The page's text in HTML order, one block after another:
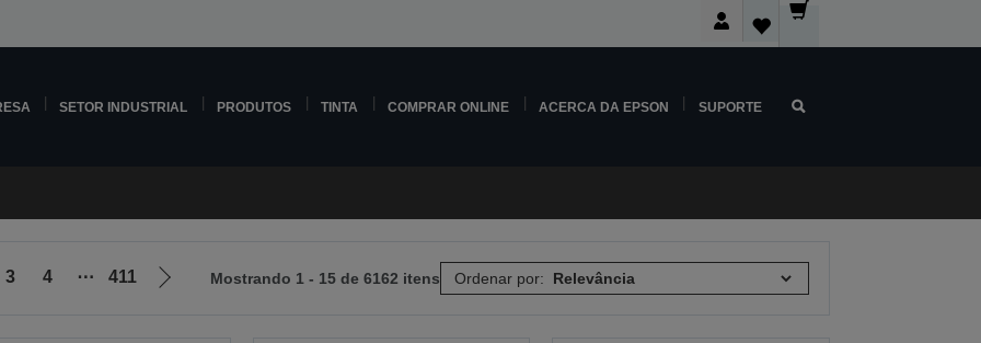
SETOR INDUSTRIAL PRODUTOS TINTA COMPRAR ONLINE ACERCA DA EPSON SUPORTE
3 4 ⋯ 411
Ir
Mostrando 1 - 15 de 6162 itens Ordenar por: